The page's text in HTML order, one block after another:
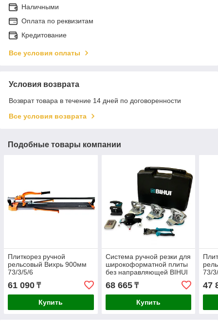
Наличными
Оплата по реквизитам
Кредитование
Все условия оплаты
Условия возврата
Возврат товара в течение 14 дней по договоренности
Все условия возврата
Подобные товары компании
Плиткорез ручной
рельсовый Вихрь 900мм
73/3/5/6
61 090 ₸
Купить
Система ручной резки для
широкоформатной плиты
без направляющей BIHUI
3200мм LFMC
68 665₸
Купить
73/
47